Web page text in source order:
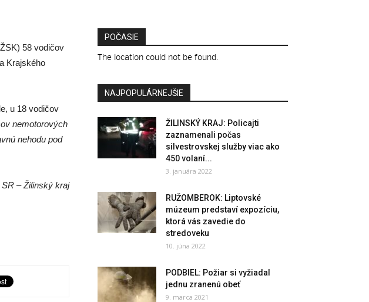
58 vodičov
Krajského
u 18 vodičov
nemotorových
nehodu pod
– Žilinský kraj
POČASIE
The location could not be found.
NAJPOPULÁRNEJŠIE
ŽILINSKÝ KRAJ: Policajti
zaznamenali počas
silvestrovskej služby viac ako
450 volaní...
3. januára 2022
RUŽOMBEROK: Liptovské
múzeum predstaví expozíciu,
ktorá vás zavedie do
stredoveku
10. júna 2022
PODBIEL: Požiar si vyžiadal
jednu zranenú obeť
9. marca 2021